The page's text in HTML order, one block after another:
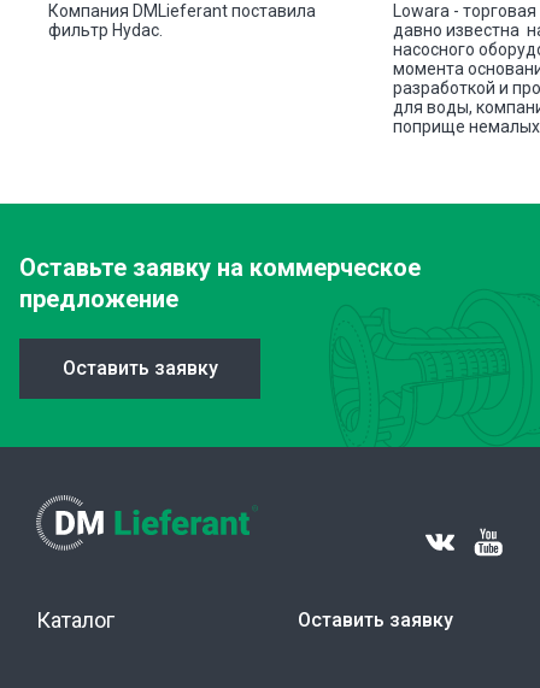
Компания DMLieferant поставила
фильтр Hydac.
Lowara -
давно известна
насосного
момента
разработкой и
для воды,
поприще немалых
Оставьте заявку на коммерческое
предложение
Оставить заявку
Каталог Оставить заявку